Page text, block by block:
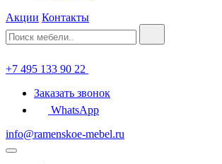
Акции Контакты
+7 495 133 90 22
Заказать звонок
WhatsApp
info@ramenskoe-mebel.ru